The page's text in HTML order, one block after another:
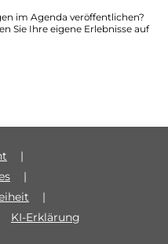
im Agenda veröffentlichen?
Sie Ihre eigene Erlebnisse auf
KI-Erklärung